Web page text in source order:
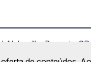
Barueri -
2026 ©